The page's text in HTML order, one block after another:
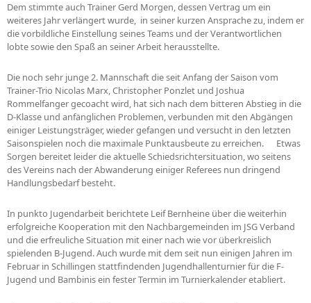
Dem stimmte auch Trainer Gerd Morgen, dessen Vertrag um ein
weiteres Jahr verlängert wurde, in seiner kurzen Ansprache zu, indem er
die vorbildliche Einstellung seines Teams und der Verantwortlichen
lobte sowie den Spaß an seiner Arbeit herausstellte.
Die noch sehr junge 2. Mannschaft die seit Anfang der Saison vom
Trainer-Trio Nicolas Marx, Christopher Ponzlet und Joshua
Rommelfanger gecoacht wird, hat sich nach dem bitteren Abstieg in die
D-Klasse und anfänglichen Problemen, verbunden mit den Abgängen
einiger Leistungsträger, wieder gefangen und versucht in den letzten
Saisonspielen noch die maximale Punktausbeute zu erreichen. Etwas
Sorgen bereitet leider die aktuelle Schiedsrichtersituation, wo seitens
des Vereins nach der Abwanderung einiger Referees nun dringend
Handlungsbedarf besteht.
In punkto Jugendarbeit berichtete Leif Bernheine über die weiterhin
erfolgreiche Kooperation mit den Nachbargemeinden im JSG Verband
und die erfreuliche Situation mit einer nach wie vor überkreislich
spielenden B-Jugend. Auch wurde mit dem seit nun einigen Jahren im
Februar in Schillingen stattfindenden Jugendhallenturnier für die F-
Jugend und Bambinis ein fester Termin im Turnierkalender etabliert.